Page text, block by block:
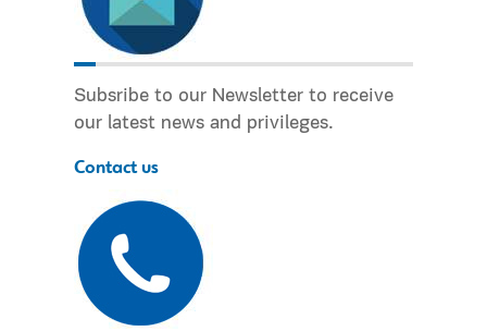
Subsribe to our Newsletter to receive
our latest news and privileges.
Contact us